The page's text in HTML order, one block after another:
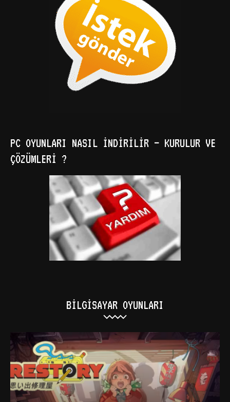
PC OYUNLARI NASIL İNDIRILIR – KURULUR VE
ÇÖZÜMLERI ?
BILGISAYAR OYUNLARI